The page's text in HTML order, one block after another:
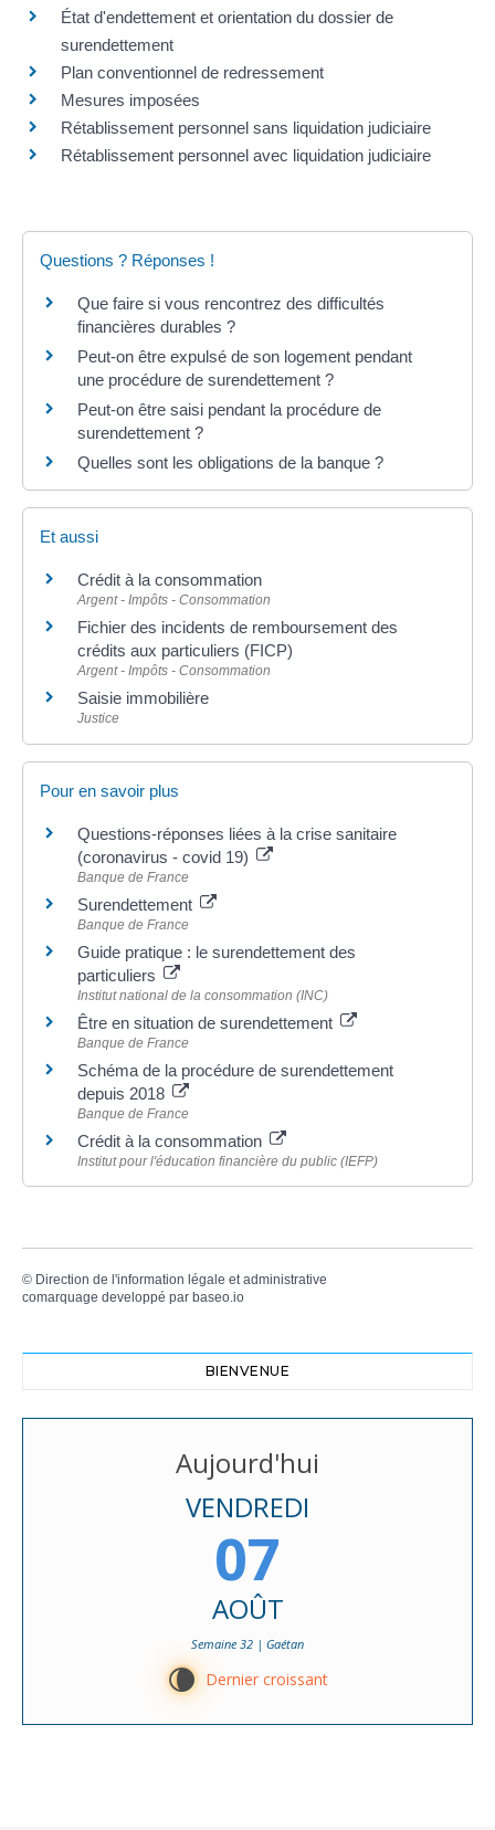
État d'endettement et orientation du dossier de
surendettement
Plan conventionnel de redressement
Mesures imposées
Rétablissement personnel sans liquidation judiciaire
Rétablissement personnel avec liquidation judiciaire
Questions ? Réponses !
Que faire si vous rencontrez des difficultés
financières durables ?
Peut-on être expulsé de son logement pendant
une procédure de surendettement ?
Peut-on être saisi pendant la procédure de
surendettement ?
Quelles sont les obligations de la banque ?
Et aussi
Crédit à la consommation
Argent - Impôts - Consommation
Fichier des incidents de remboursement des
crédits aux particuliers (FICP)
Argent - Impôts - Consommation
Saisie immobilière
Justice
Pour en savoir plus
Questions-réponses liées à la crise sanitaire
(coronavirus - covid 19)
Banque de France
Surendettement
Banque de France
Guide pratique : le surendettement des
particuliers
Institut national de la consommation (INC)
Être en situation de surendettement
Banque de France
Schéma de la procédure de surendettement
depuis 2018
Banque de France
Crédit à la consommation
Institut pour l'éducation financière du public (IEFP)
© Direction de l'information légale et administrative
comarquage developpé par baseo.io
BIENVENUE
Aujourd'hui
VENDREDI
07
AOÛT
Semaine 32 | Gaétan
V Dernier croissant